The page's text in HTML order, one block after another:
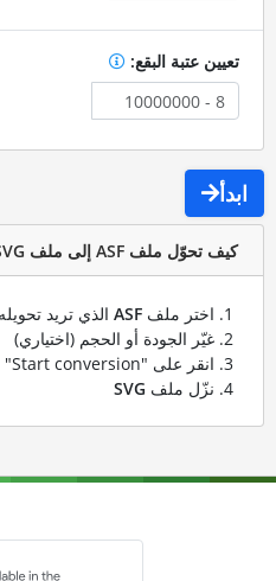
تعيين عتبة البقع:
ابدأ
كيف تحوّل ملف ASF إلى ملف SVG؟
اختر ملف ASFالذي تريد تحويله
غيّر الجودة أو الحجم (اختياري)
انقر على "Start conversion" لتحويل ملفك من
نزّل ملف SVG